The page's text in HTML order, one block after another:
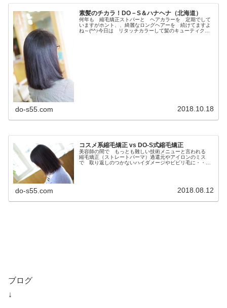
素髪のチカラ！DO－S＆ハナヘナ（北海道）
何年も 縮毛矯正ストパーと ヘアカラーを 定期でして
いますがホント、、綺麗なロングヘアーを 続けてますよ
ね～(^^♪今日は リタッチカラーして髪のキューティクル
do-s55.com 2018.10.18
コスメ系縮毛矯正 vs DO-S式縮毛矯正
美容師の間で もっとも難しい技術メニューと言われる
縮毛矯正（ストレートパーマ）過還元やアイロンのミス
で 取り返しのつかないハイダメージやビビリ毛に・・・
do-s55.com 2018.08.12
ブログ
↓